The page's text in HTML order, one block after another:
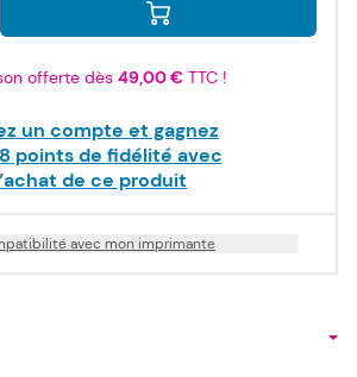
offerte dès 49,00 €TTC !
un compte et gagnez
points de fidélité avec
de ce produit
avec mon imprimante